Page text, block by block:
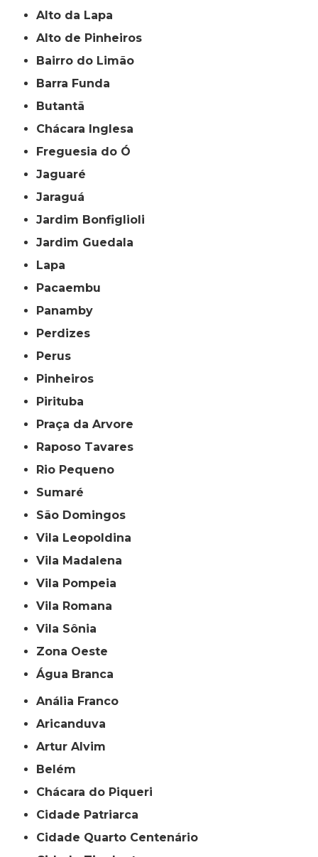
Alto da Lapa
Alto de Pinheiros
Bairro do Limão
Barra Funda
Butantã
Chácara Inglesa
Freguesia do Ó
Jaguaré
Jaraguá
Jardim Bonfiglioli
Jardim Guedala
Lapa
Pacaembu
Panamby
Perdizes
Perus
Pinheiros
Pirituba
Praça da Arvore
Raposo Tavares
Rio Pequeno
Sumaré
São Domingos
Vila Leopoldina
Vila Madalena
Vila Pompeia
Vila Romana
Vila Sônia
Zona Oeste
Água Branca
Anália Franco
Aricanduva
Artur Alvim
Belém
Chácara do Piqueri
Cidade Patriarca
Cidade Quarto Centenário